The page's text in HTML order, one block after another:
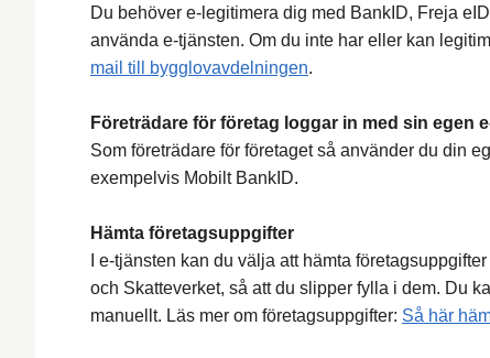
Du behöver e-legitimera dig med BankID, Freja
använda e-tjänsten. Om du inte har eller kan
mail till bygglovavdelningen.
Företrädare för företag loggar in med sin egen
Som företrädare för företaget så använder du din
exempelvis Mobilt BankID.
Hämta företagsuppgifter
I e-tjänsten kan du välja att hämta
och Skatteverket, så att du slipper fylla i dem. Du
manuellt. Läs mer om företagsuppgifter: Så här